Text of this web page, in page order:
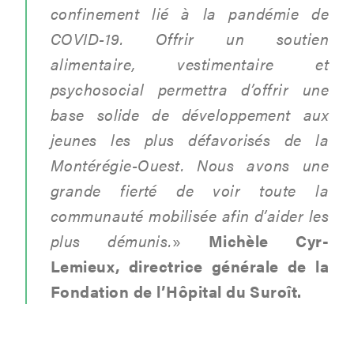
confinement lié à la pandémie de
COVID-19. Offrir un soutien
alimentaire, vestimentaire et
psychosocial permettra d’offrir une
base solide de développement aux
jeunes les plus défavorisés de la
Montérégie-Ouest. Nous avons une
grande fierté de voir toute la
communauté mobilisée afin d’aider les
plus démunis.» Michèle Cyr-
Lemieux, directrice générale de la
Fondation de l’Hôpital du Suroît.